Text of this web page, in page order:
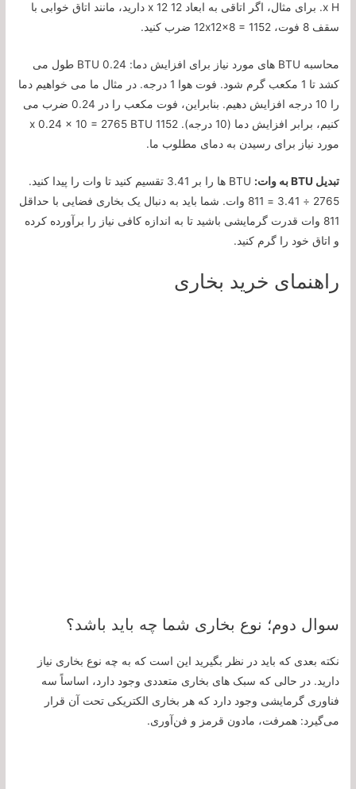
x H. برای مثال، اگر اتاقی به ابعاد 12 x 12 دارید، مانند اتاق خوابی با
سقف 8 فوت، 12x12x8 = 1152 ضرب کنید.
محاسبه BTU های مورد نیاز برای افزایش دما: 0.24 BTU طول می
کشد تا 1 مکعب گرم شود. فوت هوا 1 درجه. در مثال ما می خواهیم دما
را 10 درجه افزایش دهیم. بنابراین، فوت مکعب را در 0.24 ضرب می
کنیم، برابر افزایش دما (10 درجه). 1152 x 0.24 x 10 = 2765 BTU
مورد نیاز برای رسیدن به دمای مطلوب ما.
تبدیل BTU به وات:
BTU ها را بر 3.41 تقسیم کنید تا وات را پیدا کنید.
2765 ÷ 3.41 = 811 وات. شما باید به دنبال یک بخاری فضایی با حداقل
811 وات قدرت گرمایشی باشید تا به اندازه کافی نیاز را برآورده کرده
و اتاق خود را گرم کنید.
راهنمای خرید بخاری
سوال دوم؛ نوع بخاری شما چه باید باشد؟
نکته بعدی که باید در نظر بگیرید این است که به چه نوع بخاری نیاز
دارید. در حالی که سبک های بخاری متعددی وجود دارد، اساساً سه
فناوری گرمایشی وجود دارد که هر بخاری الکتریکی تحت آن قرار
می‌گیرد: همرفت، مادون قرمز و فن‌آوری.